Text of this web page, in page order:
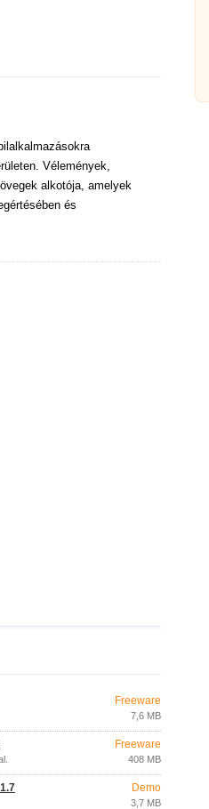
Vélemények,
alkotója, amelyek
és
Freeware
7,6 MB
Freeware
408 MB
Demo
3,7 MB